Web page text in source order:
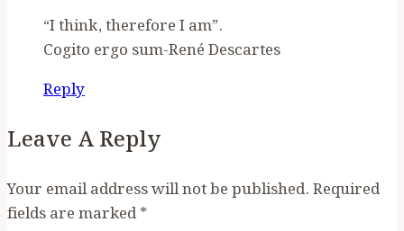
“I think, therefore I am”.
Cogito ergo sum-René Descartes
Reply
Leave A Reply
Your email address will not be published.Required
fields are marked*